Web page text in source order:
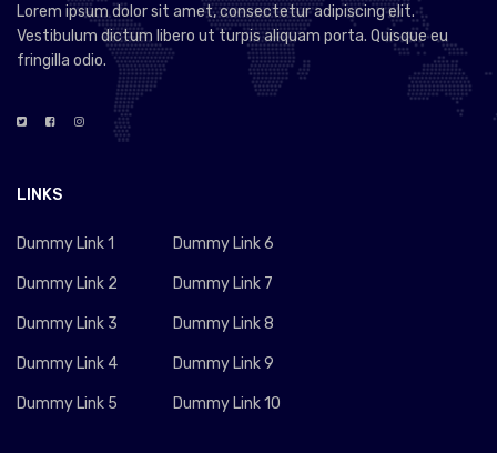
Lorem ipsum dolor sit amet, consectetur adipiscing elit.
Vestibulum dictum libero ut turpis aliquam porta. Quisque eu
fringilla odio.
LINKS
Dummy Link 1
Dummy Link 2
Dummy Link 3
Dummy Link 4
Dummy Link 5
Dummy Link 6
Dummy Link 7
Dummy Link 8
Dummy Link 9
Dummy Link 10